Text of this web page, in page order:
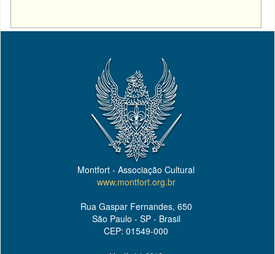
Montfort - Associação Cultural
www.montfort.org.br
Rua Gaspar Fernandes, 650
São Paulo - SP - Brasil
CEP: 01549-000